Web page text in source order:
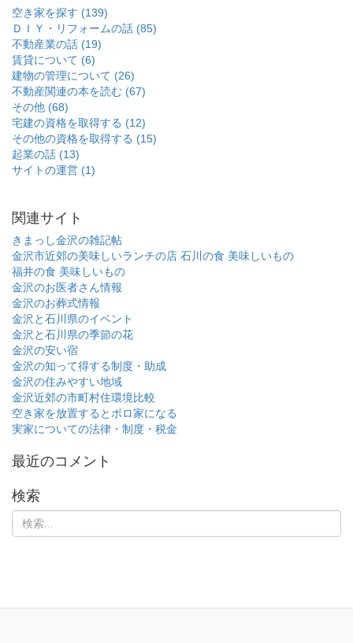
空き家を探す (139)
ＤＩＹ・リフォームの話 (85)
不動産業の話 (19)
賃貸について (6)
建物の管理について (26)
不動産関連の本を読む (67)
その他 (68)
宅建の資格を取得する (12)
その他の資格を取得する (15)
起業の話 (13)
サイトの運営 (1)
関連サイト
きまっし金沢の雑記帖
金沢市近郊の美味しいランチの店 石川の食 美味しいもの
福井の食 美味しいもの
金沢のお医者さん情報
金沢のお葬式情報
金沢と石川県のイベント
金沢と石川県の季節の花
金沢の安い宿
金沢の知って得する制度・助成
金沢の住みやすい地域
金沢近郊の市町村住環境比較
空き家を放置するとボロ家になる
実家についての法律・制度・税金
最近のコメント
検索